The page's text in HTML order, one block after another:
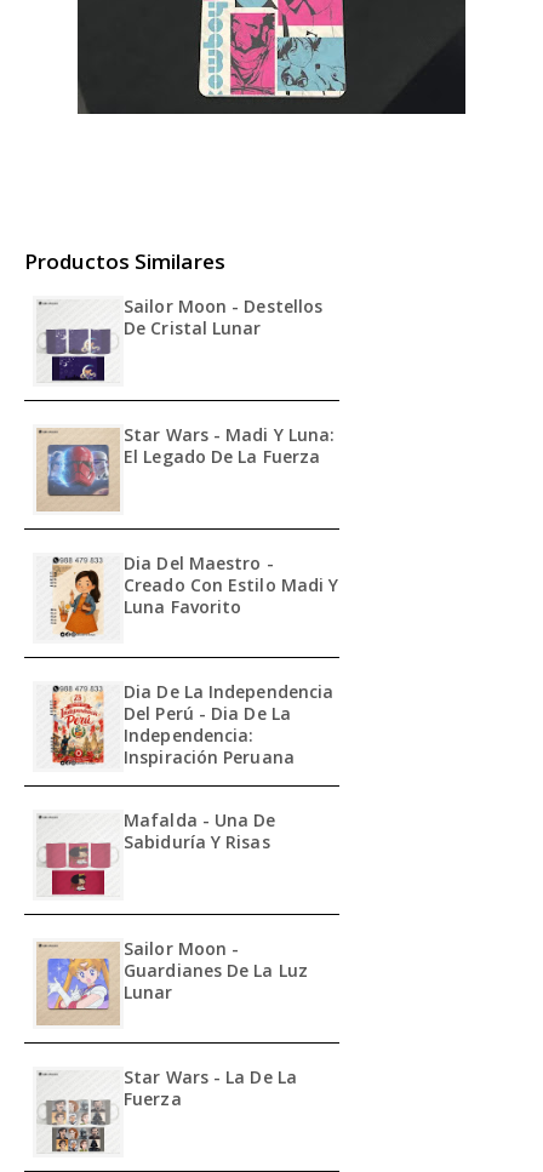
Productos Similares
Sailor Moon - Destellos
De Cristal Lunar
Star Wars - Madi Y Luna:
El Legado De La Fuerza
Dia Del Maestro -
Creado Con Estilo Madi Y
Luna Favorito
Dia De La Independencia
Del Perú - Dia De La
Independencia:
Inspiración Peruana
Mafalda - Una De
Sabiduría Y Risas
Sailor Moon -
Guardianes De La Luz
Lunar
Star Wars - La De La
Fuerza